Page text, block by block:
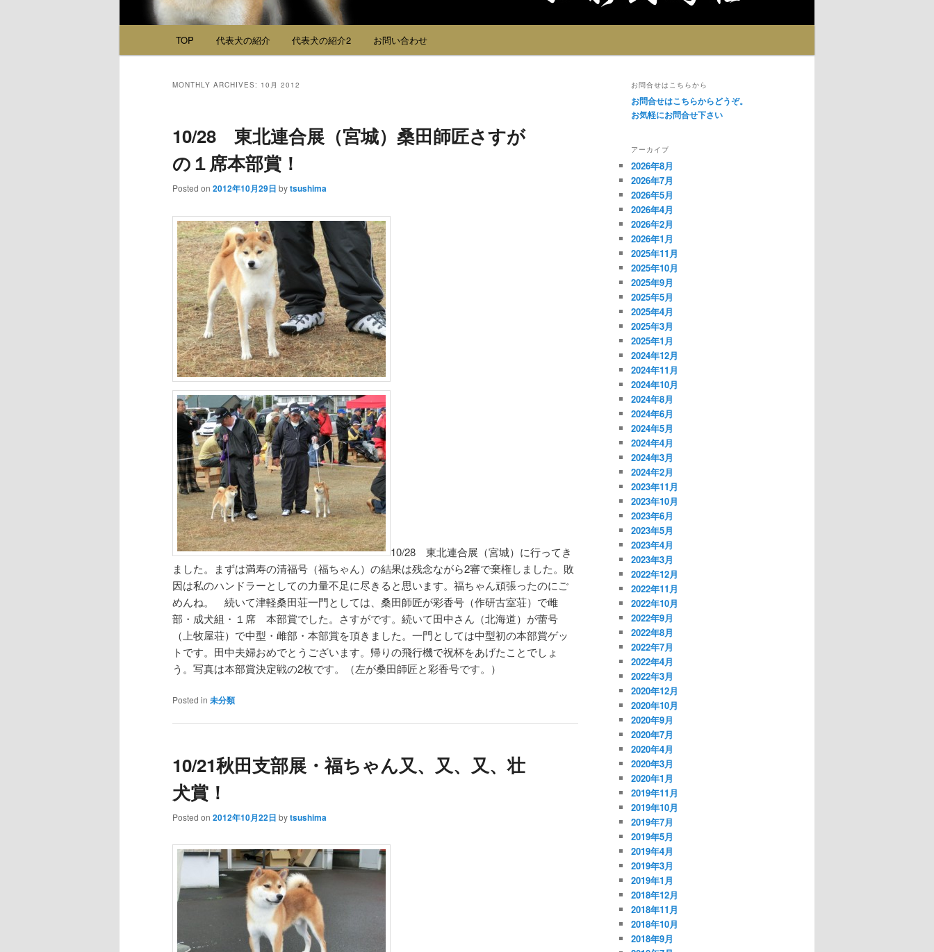
Skip to primary content
Skip to secondary content
TOP 代表犬の紹介 代表犬の紹介2 お問い合わせ
MONTHLY ARCHIVES: 10月 2012
10/28 東北連合展（宮城）桑田師匠さすが
の１席本部賞！
Posted on 2012年10月29日 bytsushima
10/28 東北連合展（宮城）に行ってき
ました。まずは満寿の清福号（福ちゃん）の結果は残念ながら2審で棄権しました。敗
因は私のハンドラーとしての力量不足に尽きると思います。福ちゃん頑張ったのにご
めんね。 続いて津軽桑田荘一門としては、桑田師匠が彩香号（作研古室荘）で雌
部・成犬組・１席 本部賞でした。さすがです。続いて田中さん（北海道）が蕾号
（上牧屋荘）で中型・雌部・本部賞を頂きました。一門としては中型初の本部賞ゲッ
トです。田中夫婦おめでとうございます。帰りの飛行機で祝杯をあげたことでしょ
う。写真は本部賞決定戦の2枚です。（左が桑田師匠と彩香号です。）
Posted in 未分類
10/21秋田支部展・福ちゃん又、又、又、壮
犬賞！
Posted on 2012年10月22日 bytsushima
お問合せはこちらから
お問合せはこちらからどうぞ。
お気軽にお問合せ下さい
アーカイブ
2026年8月
2026年7月
2026年5月
2026年4月
2026年2月
2026年1月
2025年11月
2025年10月
2025年9月
2025年5月
2025年4月
2025年3月
2025年1月
2024年12月
2024年11月
2024年10月
2024年8月
2024年6月
2024年5月
2024年4月
2024年3月
2024年2月
2023年11月
2023年10月
2023年6月
2023年5月
2023年4月
2023年3月
2022年12月
2022年11月
2022年10月
2022年9月
2022年8月
2022年7月
2022年4月
2022年3月
2020年12月
2020年10月
2020年9月
2020年7月
2020年4月
2020年3月
2020年1月
2019年11月
2019年10月
2019年7月
2019年5月
2019年4月
2019年3月
2019年1月
2018年12月
2018年11月
2018年10月
2018年9月